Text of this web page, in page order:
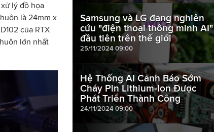
lý đồ họa
là 24mm x
của RTX
lớn nhất
Samsung và LG đang nghiên
cứu "điện thoại thông minh AI"
đầu tiên trên thế giới
25/11/2024 09:00
Hệ Thống AI Cảnh Báo Sớm
Cháy Pin Lithium-Ion Được
Phát Triển Thành Công
24/11/2024 09:00